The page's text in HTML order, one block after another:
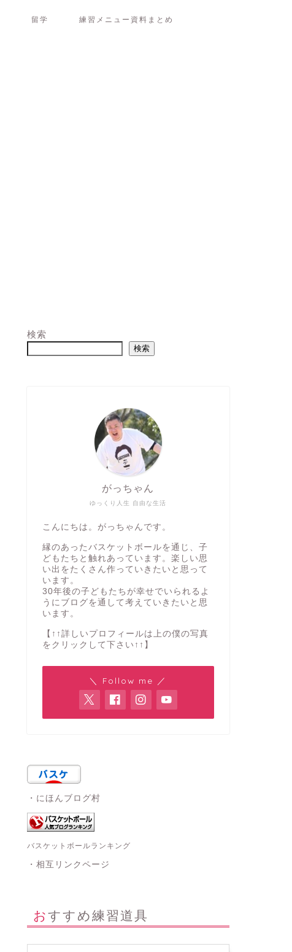
留学 練習メニュー資料まとめ
検索
検索
ゆっくり人生 自由な生活
がっちゃん
こんにちは。がっちゃんです。
縁のあったバスケットボールを通じ、子
どもたちと触れあっています。楽しい思
い出をたくさん作っていきたいと思って
います。
30年後の子どもたちが幸せでいられるよ
うにブログを通して考えていきたいと思
います。
【↑↑詳しいプロフィールは上の僕の写真
をクリックして下さい↑↑】
＼ Follow me ／
・にほんブログ村
バスケットボールランキング
・相互リンクページ
おすすめ練習道具